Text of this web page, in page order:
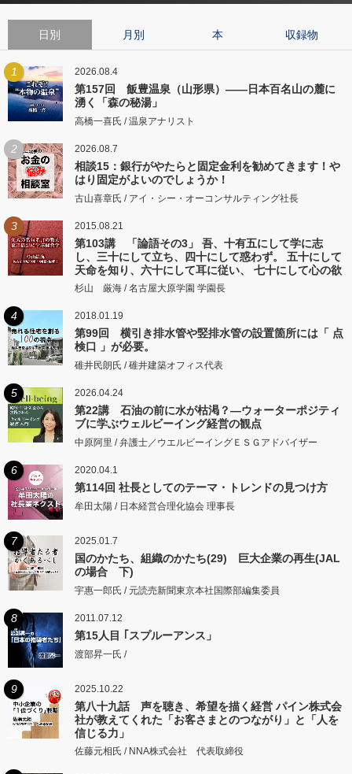
日別 月別 本 収録物
1 2026.08.4
第157回 飯豊温泉（山形県）――日本百名山の麓に
湧く「森の秘湯」
高橋一喜氏 / 温泉アナリスト
2 2026.08.7
相談15：銀行がやたらと固定金利を勧めてきます！や
はり固定がよいのでしょうか！
古山喜章氏 / アイ・シー・オーコンサルティング社長
3 2015.08.21
第103講 「論語その3」 吾、十有五にして学に志
し、三十にして立ち、四十にして惑わず。 五十にして
天命を知り、六十にして耳に従い、 七十にして心の欲
するところに従いて矩をこえず。
杉山 厳海 / 名古屋大原学園 学園長
4 2018.01.19
第99回 横引き排水管や竪排水管の設置箇所には「 点
検口 」が必要。
碓井民朗氏 / 碓井建築オフィス代表
5 2026.04.24
第22講 石油の前に水が枯渇？―ウォーターポジティ
ブに学ぶウェルビーイング経営の観点
中原阿里 / 弁護士／ウエルビーイングＥＳＧアドバイザー
6 2020.04.1
第114回 社長としてのテーマ・トレンドの見つけ方
牟田太陽 / 日本経営合理化協会 理事長
7 2025.01.7
国のかたち、組織のかたち(29) 巨大企業の再生(JAL
の場合 下)
宇惠一郎氏 / 元読売新聞東京本社国際部編集委員
8 2011.07.12
第15人目 ｢スプルーアンス」
渡部昇一氏 /
9 2025.10.22
第八十九話 声を聴き、希望を描く経営 パイン株式会
社が教えてくれた「お客さまとのつながり」と「人を
信じる力」
佐藤元相氏 / NNA株式会社 代表取締役